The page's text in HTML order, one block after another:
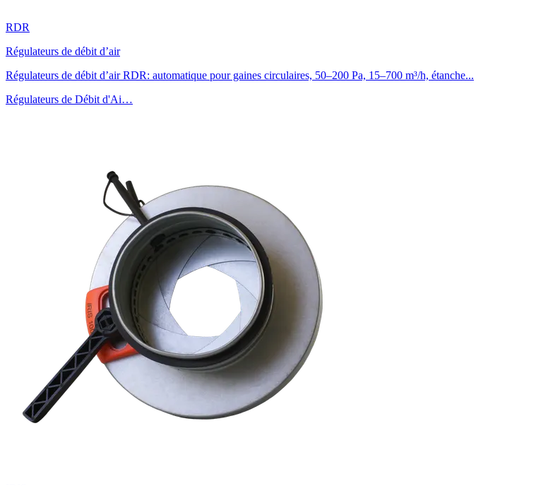
RDR
Régulateurs de débit d’air
Régulateurs de débit d’air RDR: automatique pour gaines circulaires, 50–200 Pa, 15–700 m³/h, étanche...
Régulateurs de Débit d'Ai…